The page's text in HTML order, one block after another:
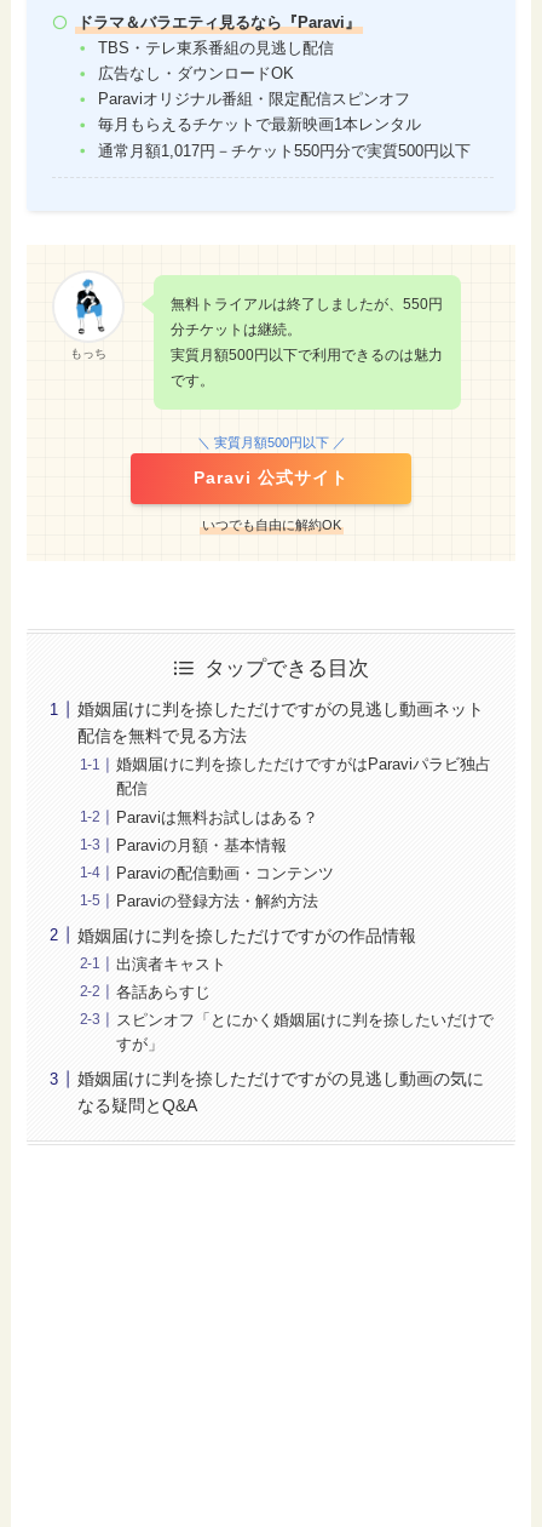
ドラマ＆バラエティ見るなら『Paravi』
TBS・テレ東系番組の見逃し配信
広告なし・ダウンロードOK
Paraviオリジナル番組・限定配信スピンオフ
毎月もらえるチケットで最新映画1本レンタル
通常月額1,017円－チケット550円分で実質500円以下
もっち
無料トライアルは終了しましたが、550円
分チケットは継続。
実質月額500円以下で利用できるのは魅力
です。
＼ 実質月額500円以下 ／
Paravi 公式サイト
いつでも自由に解約OK
タップできる目次
婚姻届けに判を捺しただけですがの見逃し動画ネット
配信を無料で見る方法
婚姻届けに判を捺しただけですがはParaviパラビ独占
配信
Paraviは無料お試しはある？
Paraviの月額・基本情報
Paraviの配信動画・コンテンツ
Paraviの登録方法・解約方法
婚姻届けに判を捺しただけですがの作品情報
出演者キャスト
各話あらすじ
スピンオフ「とにかく婚姻届けに判を捺したいだけで
すが」
婚姻届けに判を捺しただけですがの見逃し動画の気に
なる疑問とQ&A